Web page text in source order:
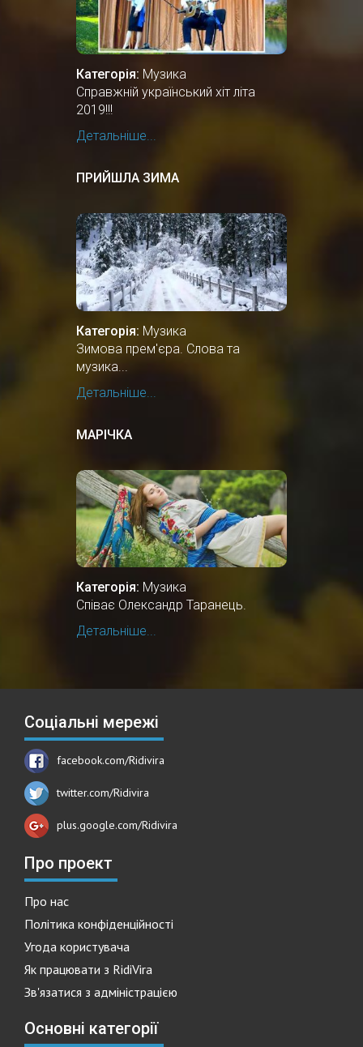
Категорія: Музика
Справжній український хіт літа
2019!!!
Детальніше...
ПРИЙШЛА ЗИМА
Категорія: Музика
Зимова прем'єра. Слова та
музика...
Детальніше...
МАРІЧКА
Категорія: Музика
Співає Олександр Таранець.
Детальніше...
Соціальні мережі
facebook.com/Ridivira
twitter.com/Ridivira
plus.google.com/Ridivira
Про проект
Про нас
Політика конфіденційності
Угода користувача
Як працювати з RidiVira
Зв'язатися з адміністрацією
Основні категорії